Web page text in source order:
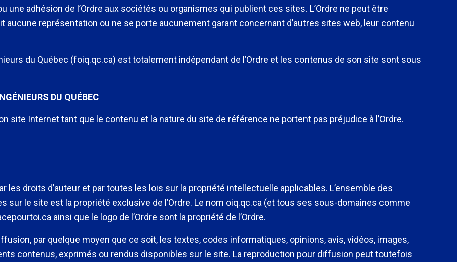
adhésion de l’Ordre aux sociétés ou organismes qui publient ces sites. L’Ordre ne peut être
aucune représentation ou ne se porte aucunement garant concernant d’autres sites web, leur contenu
du Québec (foiq.qc.ca) est totalement indépendant de l’Ordre et les contenus de son site sont sous
DU QUÉBEC
site Internet tant que le contenu et la nature du site de référence ne portent pas préjudice à l’Ordre.
les droits d’auteur et par toutes les lois sur la propriété intellectuelle applicables. L’ensemble des
le site est la propriété exclusive de l’Ordre. Le nom oiq.qc.ca (et tous ses sous-domaines comme
ainsi que le logo de l’Ordre sont la propriété de l’Ordre.
par quelque moyen que ce soit, les textes, codes informatiques, opinions, avis, vidéos, images,
contenus, exprimés ou rendus disponibles sur le site. La reproduction pour diffusion peut toutefois